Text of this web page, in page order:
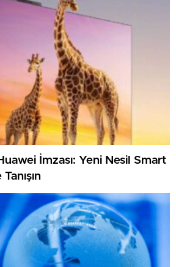
İmzası: Yeni Nesil Smart